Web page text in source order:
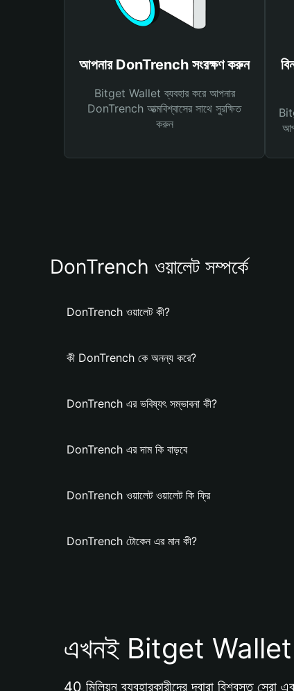
আপনার DonTrench সংরক্ষণ করুন
Bitget Wallet ব্যবহার করে আপনার
DonTrench আত্মবিশ্বাসের সাথে সুরক্ষিত
করুন
DonTrench ওয়ালেট সম্পর্কে
DonTrench ওয়ালেট কী?
কী DonTrench কে অনন্য করে?
DonTrench এর ভবিষ্যৎ সম্ভাবনা কী?
DonTrench এর দাম কি বাড়বে
DonTrench ওয়ালেট ওয়ালেট কি ফ্রি
DonTrench টোকেন এর মান কী?
এখনই Bitget Wallet
40 মিলিয়ন ব্যবহারকারীদের দ্বারা বিশ্বস্ত সেরা